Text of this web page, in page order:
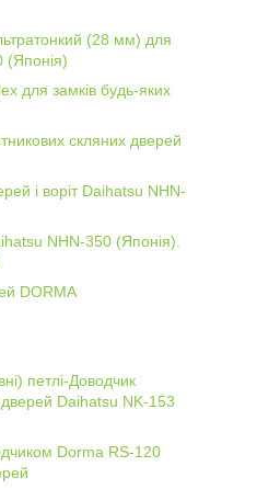
(28 мм) для
(Японія)
для замків будь-яких
скляних дверей
і воріт Daihatsu NHN-
NHN-350 (Японія).
DORMA
петлі-Доводчик
Daihatsu NK-153
Dorma RS-120